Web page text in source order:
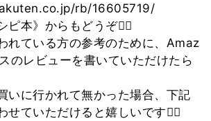
rb/16605719/
ピ本》からもどうぞ🙇‍♀️
れている方の参考のために、Amaz
のレビューを書いていただけたら
いに行かれて無かった場合、下記
せていただけると嬉しいです🙇‍♀️